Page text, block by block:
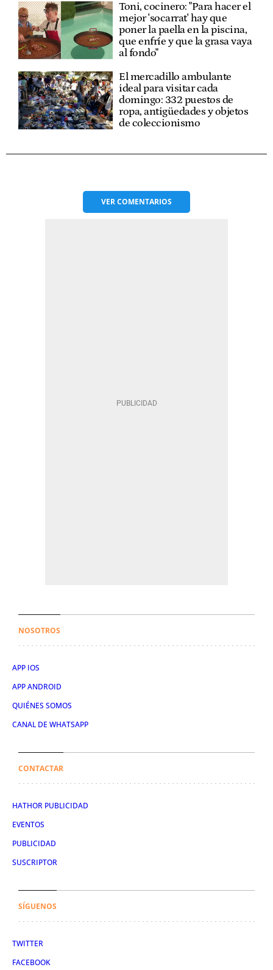
Toni, cocinero: "Para hacer el
mejor 'socarrat' hay que
poner la paella en la piscina,
que enfríe y que la grasa vaya
al fondo"
El mercadillo ambulante
ideal para visitar cada
domingo: 332 puestos de
ropa, antigüedades y objetos
de coleccionismo
VERCOMENTARIOS
NOSOTROS
APP IOS
APP ANDROID
QUIÉNES SOMOS
CANAL DE WHATSAPP
CONTACTAR
HATHOR PUBLICIDAD
EVENTOS
PUBLICIDAD
SUSCRIPTOR
SÍGUENOS
TWITTER
FACEBOOK